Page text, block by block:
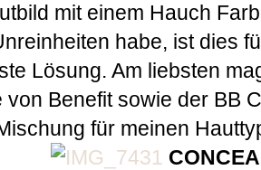
mit einem Hauch
habe, ist dies
Lösung. Am liebsten
von Benefit sowie der BB
für meinen